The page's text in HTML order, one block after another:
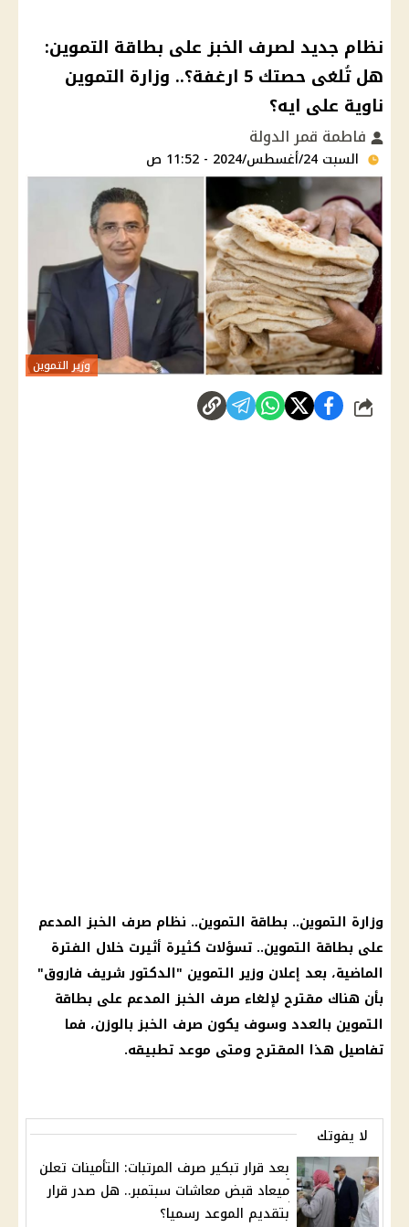
نظام جديد لصرف الخبز على بطاقة التموين:
هل تُلغى حصتك 5 ارغفة؟.. وزارة التموين
ناوية على ايه؟
فاطمة قمر الدولة
السبت 24/أغسطس/2024 - 11:52 ص
وزير التموين
شارك
وزارة التموين.. بطاقة التموين.. نظام صرف الخبز المدعم
على بطاقة التموين.. تسؤلات كثيرة أثيرت خلال الفترة
الماضية، بعد إعلان وزير التموين "الدكتور شريف فاروق"
بأن هناك مقترح لإلغاء صرف الخبز المدعم على بطاقة
التموين بالعدد وسوف يكون صرف الخبز بالوزن، فما
تفاصيل هذا المقترح ومتى موعد تطبيقه.
لا يفوتك
بعد قرار تبكير صرف المرتبات: التأمينات تعلن
ميعاد قبض معاشات سبتمبر.. هل صدر قرار
بتقديم الموعد رسميا؟